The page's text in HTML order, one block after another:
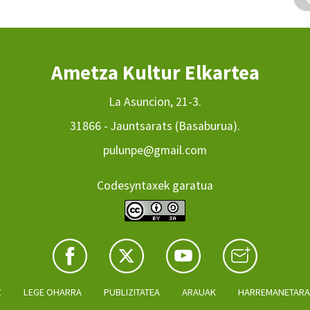
Ametza Kultur Elkartea
La Asuncion, 21-3.
31866 - Jauntsarats (Basaburua).
pulunpe@gmail.com
Codesyntaxek garatua
LEGE OHARRA PUBLIZITATEA ARAUAK